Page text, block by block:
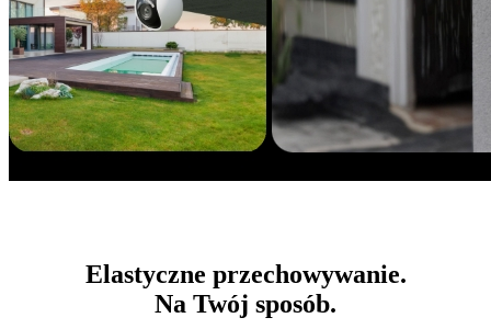
Elastyczne przechowywanie.
Na Twój sposób.